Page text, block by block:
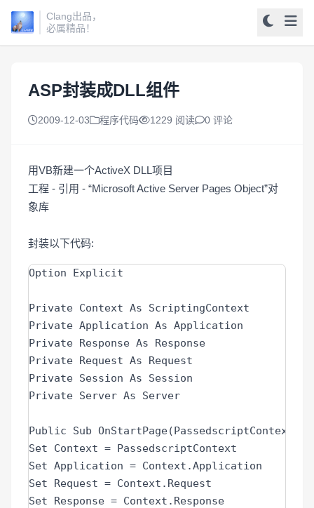
Clang出品，
必属精品！
ASP封装成DLL组件
2009-12-03 程序代码 1229 阅读 0 评论
用VB新建一个ActiveX DLL项目
工程 - 引用 - “Microsoft Active Server Pages Object”对
象库
封装以下代码:
Option Explicit
Private Context As ScriptingContext
Private Application As Application
Private Response As Response
Private Request As Request
Private Session As Session
Private Server As Server
Public Sub OnStartPage(PassedscriptContext
Set Context = PassedscriptContext
Set Application = Context.Application
Set Request = Context.Request
Set Response = Context.Response